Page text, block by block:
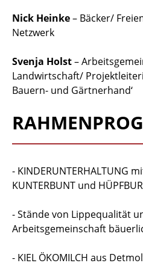
Nick Heinke– Bäcker/
Netzwerk
Svenja Holst–
Landwirtschaft/
Bauern- und Gärtnerhand‘
- KINDERUNTERHALTUNG
KUNTERBUNT und
- Stände von Lippequalität
Arbeitsgemeinschaft
- KIEL ÖKOMILCH aus